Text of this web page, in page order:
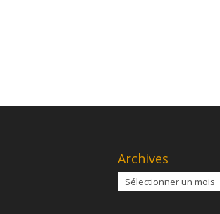
Archives
Archives